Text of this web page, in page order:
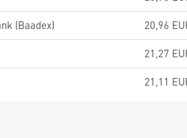
(Baadex) 20,96
21,27
21,11